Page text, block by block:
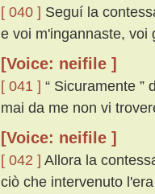
[ 040 ] Seguí la
e voi m'ingannaste, voi
[Voice: neifile ]
[ 041 ] “ Sicuramente ”
mai da me non vi
[Voice: neifile ]
[ 042 ] Allora la
ciò che intervenuto